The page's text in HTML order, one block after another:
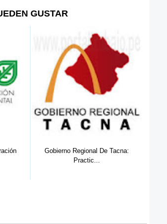
GUSTAR
Gobierno Regional De Tacna:
Practic...